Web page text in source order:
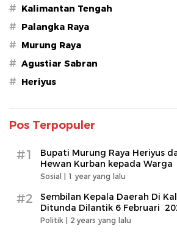
# Kalimantan Tengah
# Palangka Raya
# Murung Raya
# Agustiar Sabran
# Heriyus
Pos Terpopuler
#1
Bupati Murung Raya Heriyus
Hewan Kurban kepada Warga
Sosial | 1 year yang lalu
#2
Sembilan Kepala Daerah Di
Ditunda Dilantik 6 Februari
Politik | 2 years yang lalu